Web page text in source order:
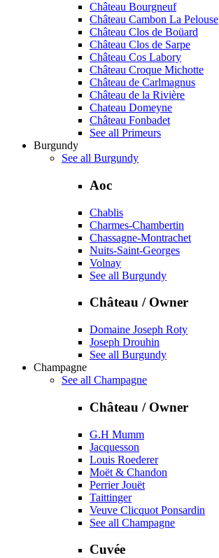
Château Bourgneuf
Château Cambon La Pelouse
Château Clos de Boüard
Château Clos de Sarpe
Château Cos Labory
Château Croque Michotte
Château de Carlmagnus
Château de la Rivière
Chateau Domeyne
Château Fonbadet
See all Primeurs
Burgundy
See all Burgundy
Aoc
Chablis
Charmes-Chambertin
Chassagne-Montrachet
Nuits-Saint-Georges
Volnay
See all Burgundy
Château / Owner
Domaine Joseph Roty
Joseph Drouhin
See all Burgundy
Champagne
See all Champagne
Château / Owner
G.H Mumm
Jacquesson
Louis Roederer
Moët & Chandon
Perrier Jouët
Taittinger
Veuve Clicquot Ponsardin
See all Champagne
Cuvée